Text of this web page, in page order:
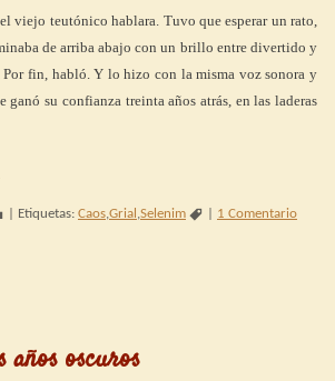
viejo teutónico hablara. Tuvo que esperar un rato,
de arriba abajo con un brillo entre divertido y
fin, habló. Y lo hizo con la misma voz sonora y
ganó su confianza treinta años atrás, en las laderas
Etiquetas: Caos,Grial ,Selenim 1 Comentario
oscuros